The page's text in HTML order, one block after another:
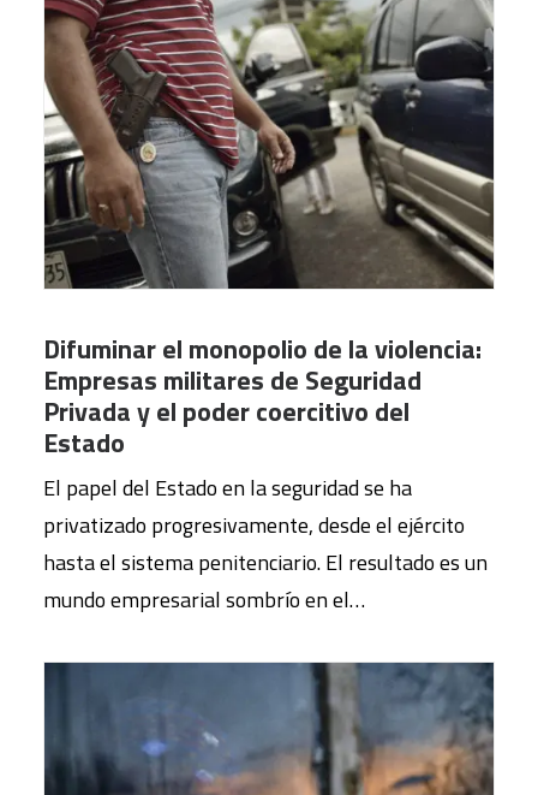
Difuminar el monopolio de la violencia:
Empresas militares de Seguridad
Privada y el poder coercitivo del
Estado
El papel del Estado en la seguridad se ha
privatizado progresivamente, desde el ejército
hasta el sistema penitenciario. El resultado es un
mundo empresarial sombrío en el…